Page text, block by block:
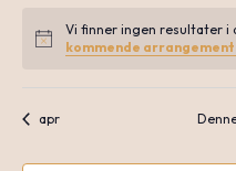
Notice
Vi finner ingen resultater i
kommende
apr